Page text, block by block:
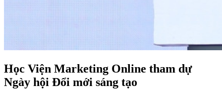
Học Viện Marketing Online tham dự
Ngày hội Đổi mới sáng tạo